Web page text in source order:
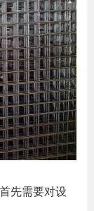
先需要对设